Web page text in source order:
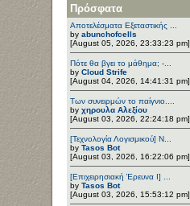
Πρόσφατα
Αποτελέσματα Εξεταστικής ...
by abunchofcells
[August 05, 2026, 23:33:23 pm]
Πότε θα βγει το μάθημα; -...
by Cloud Strife
[August 04, 2026, 14:41:31 pm]
Των συνειρμών το παίγνιο....
by χηρουλα Αλεξίου
[August 03, 2026, 22:24:18 pm]
[Τεχνολογία Λογισμικού] Ν...
by Tasos Bot
[August 03, 2026, 16:22:06 pm]
[Επιχειρησιακή Έρευνα Ι] ...
by Tasos Bot
[August 03, 2026, 15:53:12 pm]